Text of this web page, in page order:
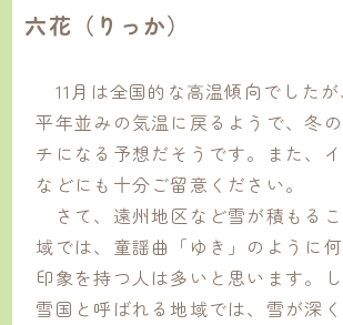
六花（りっか）
11月は全国的な高温傾向でしたが
平年並みの気温に戻るようで、冬
チになる予想だそうです。また、
などにも十分ご留意ください。
さて、遠州地区など雪が積もる
域では、童謡曲「ゆき」のように
印象を持つ人は多いと思います。し
雪国と呼ばれる地域では、雪が深